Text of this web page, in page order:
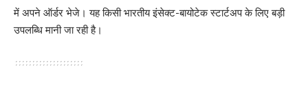
में अपने ऑर्डर भेजे। यह किसी भारतीय इंसेक्ट-बायोटेक स्टार्टअप के लिए बड़ी
उपलब्धि मानी जा रही है।